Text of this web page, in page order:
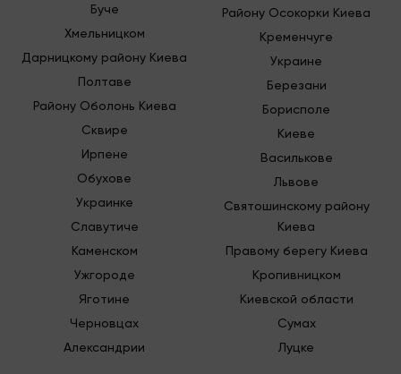
Буче
Хмельницком
Дарницкому району Киева
Полтаве
Району Оболонь Киева
Сквире
Ирпене
Обухове
Украинке
Славутиче
Каменском
Ужгороде
Яготине
Черновцах
Александрии
Району Осокорки Киева
Кременчуге
Украине
Березани
Борисполе
Киеве
Василькове
Львове
Святошинскому району
Киева
Правому берегу Киева
Кропивницком
Киевской области
Сумах
Луцке